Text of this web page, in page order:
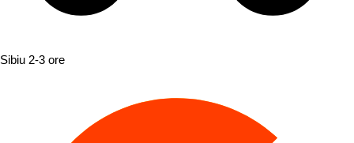
Sibiu 2-3 ore